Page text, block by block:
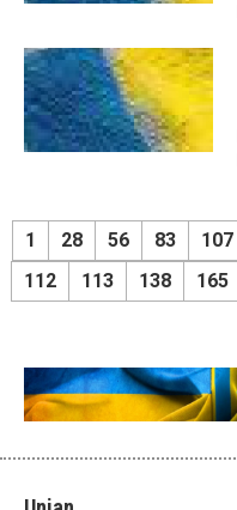
1 28 56 83 107
112
113 138 165